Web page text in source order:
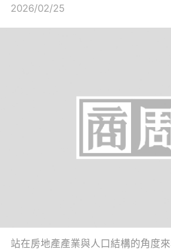
2026/02/25
站在房地產產業與人口結構的角度